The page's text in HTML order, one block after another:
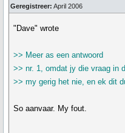
Geregistreer: April 2006
"Dave" wrote
>> Meer as een antwoord
>> nr. 1, omdat jy die vraag in
>> my gerig het nie, en ek dit
So aanvaar. My fout.